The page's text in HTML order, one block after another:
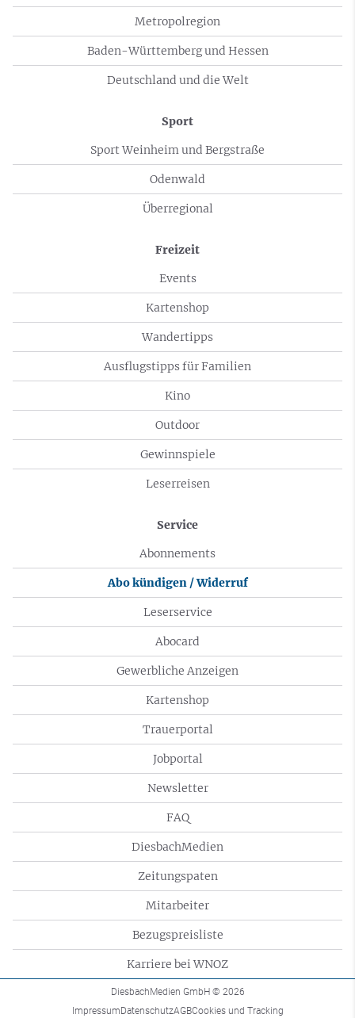
Metropolregion
Baden-Württemberg und Hessen
Deutschland und die Welt
Sport
Sport Weinheim und Bergstraße
Odenwald
Überregional
Freizeit
Events
Kartenshop
Wandertipps
Ausflugstipps für Familien
Kino
Outdoor
Gewinnspiele
Leserreisen
Service
Abonnements
Abo kündigen / Widerruf
Leserservice
Abocard
Gewerbliche Anzeigen
Kartenshop
Trauerportal
Jobportal
Newsletter
FAQ
DiesbachMedien
Zeitungspaten
Mitarbeiter
Bezugspreisliste
Karriere bei WNOZ
DiesbachMedien GmbH © 2026
ImpressumDatenschutzAGBCookies und Tracking